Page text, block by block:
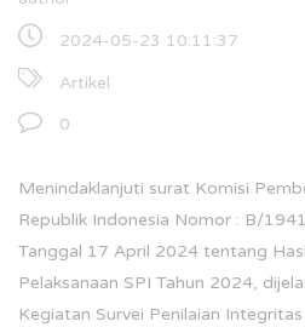
2024-05-23 10:11:37
Artikel
0
Menindaklanjuti surat Komisi
Republik Indonesia Nomor : B/
Tanggal 17 April 2024 tentang
Pelaksanaan SPI Tahun 2024,
Kegiatan Survei Penilaian